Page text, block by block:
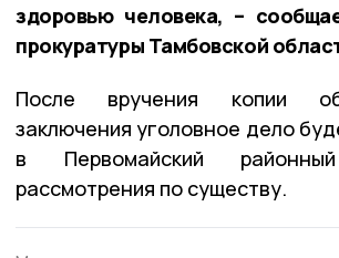
здоровью человека, –
прокуратуры Тамбовской
После вручения копии
заключения уголовное дело
в Первомайский
рассмотрения по существу.